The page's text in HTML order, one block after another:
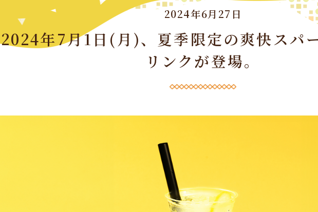
2024年6月27日
2024年7月1日(月)、夏季限定の爽快スパ
リンクが登場。